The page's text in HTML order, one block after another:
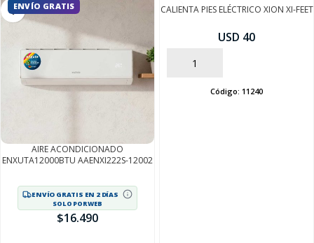
ENVÍO GRATIS
AIRE ACONDICIONADO
ENXUTA12000BTU AAENXI222S-12002
ENVÍO GRATIS EN 2 DÍAS
SOLO POR WEB
$16.490
CALIENTA PIES ELÉCTRICO XION XI-FEET
USD 40
AÑADIR
Código: 11240